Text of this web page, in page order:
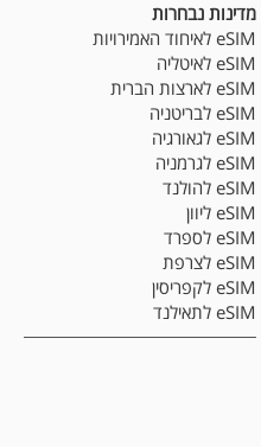
מדינות נבחרות
eSIM לאיחוד האמירויות
eSIM לאיטליה
eSIM לארצות הברית
eSIM לבריטניה
eSIM לגאורגיה
eSIM לגרמניה
eSIM להולנד
eSIM ליוון
eSIM לספרד
eSIM לצרפת
eSIM לקפריסין
eSIM לתאילנד